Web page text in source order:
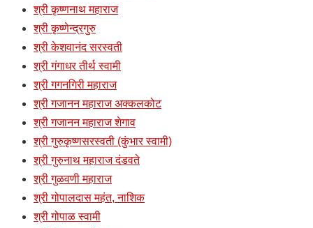
श्री कृष्णनाथ महाराज
श्री कृष्णेन्द्रगुरु
श्री केशवानंद सरस्वती
श्री गंगाधर तीर्थ स्वामी
श्री गगनगिरी महाराज
श्री गजानन महाराज अक्कलकोट
श्री गजानन महाराज शेगाव
श्री गुरुकृष्णसरस्वती (कुंभार स्वामी)
श्री गुरुनाथ महाराज दंडवते
श्री गुळवणी महाराज
श्री गोपालदास महंत, नाशिक
श्री गोपाळ स्वामी